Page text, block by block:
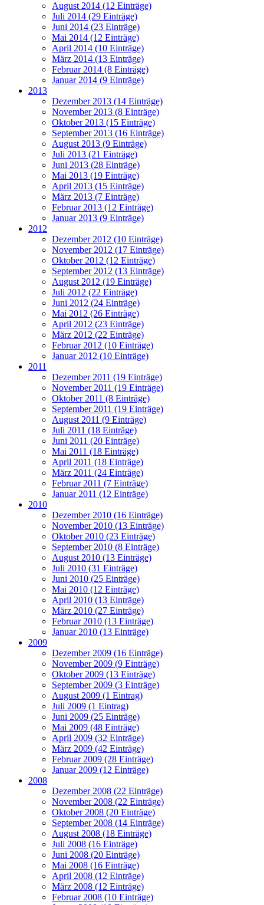
August 2014 (12 Einträge)
Juli 2014 (29 Einträge)
Juni 2014 (23 Einträge)
Mai 2014 (12 Einträge)
April 2014 (10 Einträge)
März 2014 (13 Einträge)
Februar 2014 (8 Einträge)
Januar 2014 (9 Einträge)
2013
Dezember 2013 (14 Einträge)
November 2013 (8 Einträge)
Oktober 2013 (15 Einträge)
September 2013 (16 Einträge)
August 2013 (9 Einträge)
Juli 2013 (21 Einträge)
Juni 2013 (28 Einträge)
Mai 2013 (19 Einträge)
April 2013 (15 Einträge)
März 2013 (7 Einträge)
Februar 2013 (12 Einträge)
Januar 2013 (9 Einträge)
2012
Dezember 2012 (10 Einträge)
November 2012 (17 Einträge)
Oktober 2012 (12 Einträge)
September 2012 (13 Einträge)
August 2012 (19 Einträge)
Juli 2012 (22 Einträge)
Juni 2012 (24 Einträge)
Mai 2012 (26 Einträge)
April 2012 (23 Einträge)
März 2012 (22 Einträge)
Februar 2012 (10 Einträge)
Januar 2012 (10 Einträge)
2011
Dezember 2011 (19 Einträge)
November 2011 (19 Einträge)
Oktober 2011 (8 Einträge)
September 2011 (19 Einträge)
August 2011 (9 Einträge)
Juli 2011 (18 Einträge)
Juni 2011 (20 Einträge)
Mai 2011 (18 Einträge)
April 2011 (18 Einträge)
März 2011 (24 Einträge)
Februar 2011 (7 Einträge)
Januar 2011 (12 Einträge)
2010
Dezember 2010 (16 Einträge)
November 2010 (13 Einträge)
Oktober 2010 (23 Einträge)
September 2010 (8 Einträge)
August 2010 (13 Einträge)
Juli 2010 (31 Einträge)
Juni 2010 (25 Einträge)
Mai 2010 (12 Einträge)
April 2010 (13 Einträge)
März 2010 (27 Einträge)
Februar 2010 (13 Einträge)
Januar 2010 (13 Einträge)
2009
Dezember 2009 (16 Einträge)
November 2009 (9 Einträge)
Oktober 2009 (13 Einträge)
September 2009 (3 Einträge)
August 2009 (1 Eintrag)
Juli 2009 (1 Eintrag)
Juni 2009 (25 Einträge)
Mai 2009 (48 Einträge)
April 2009 (32 Einträge)
März 2009 (42 Einträge)
Februar 2009 (28 Einträge)
Januar 2009 (12 Einträge)
2008
Dezember 2008 (22 Einträge)
November 2008 (22 Einträge)
Oktober 2008 (20 Einträge)
September 2008 (14 Einträge)
August 2008 (18 Einträge)
Juli 2008 (16 Einträge)
Juni 2008 (20 Einträge)
Mai 2008 (16 Einträge)
April 2008 (12 Einträge)
März 2008 (12 Einträge)
Februar 2008 (10 Einträge)